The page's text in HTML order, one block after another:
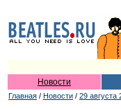
Новости
Главная / Новости / 29 августа